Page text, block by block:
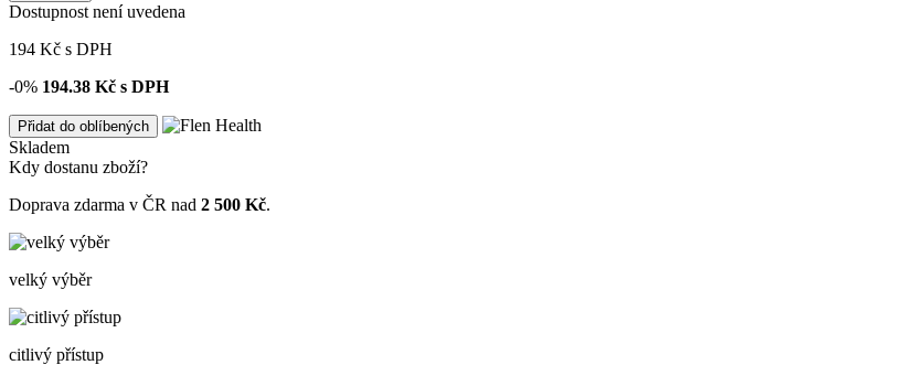
Dostupnost není uvedena
194 Kč s DPH
-0% 194.38 Kč s DPH
Přidat do oblíbených
Skladem
Kdy dostanu zboží?
Doprava zdarma v ČR nad 2 500 Kč.
velký výběr
citlivý přístup